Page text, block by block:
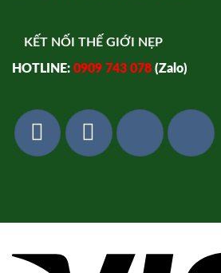
KẾT NỐI THẾ GIỚI NẸP
HOTLINE: 0909 743 078 (Zalo)